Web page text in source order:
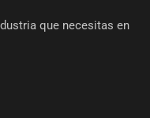
que necesitas en